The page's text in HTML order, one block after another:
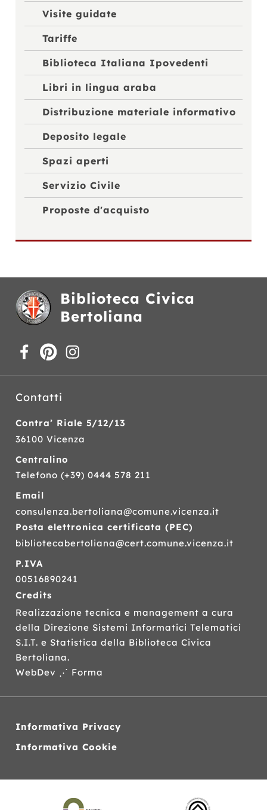
Visite guidate
Tariffe
Biblioteca Italiana Ipovedenti
Libri in lingua araba
Distribuzione materiale informativo
Deposito legale
Spazi aperti
Servizio Civile
Proposte d'acquisto
Biblioteca Civica
Bertoliana
Contatti
Contra’ Riale 5/12/13
36100 Vicenza
Centralino
Telefono(+39) 0444 578 211
Email
consulenza.bertoliana@comune.vicenza.it
Posta elettronica certificata (PEC)
bibliotecabertoliana@cert.comune.vicenza.it
P.IVA
00516890241
Credits
Realizzazione tecnica e management a cura
della Direzione Sistemi Informatici Telematici
S.I.T. e Statistica della Biblioteca Civica
Bertoliana.
WebDev ⋰ Forma
Informativa Privacy
Informativa Cookie